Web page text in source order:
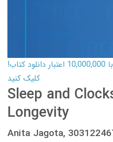
کارت اعتباری کتاب دانلود با 10,000,000 اعتبار دانلود کتاب!
کلیک کنید
Sleep and
Longevity
Anita Jagota,